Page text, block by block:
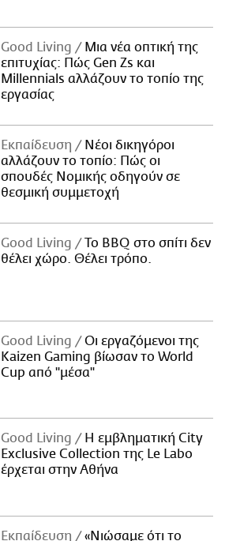
Good Living
Μια νέα οπτική της
επιτυχίας: Πώς Gen Zs και
Millennials αλλάζουν το τοπίο της
εργασίας
Εκπαίδευση
Νέοι δικηγόροι
αλλάζουν το τοπίο: Πώς οι
σπουδές Νομικής οδηγούν σε
θεσμική συμμετοχή
Good Living
Το BBQ στο σπίτι δεν
θέλει χώρο. Θέλει τρόπο.
Good Living
Οι εργαζόμενοι της
Kaizen Gaming βίωσαν το World
Cup από "μέσα"
Good Living
Η εμβληματική City
Exclusive Collection της Le Labo
έρχεται στην Αθήνα
Εκπαίδευση
«Νιώσαμε ότι το